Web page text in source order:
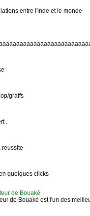
entre l'inde et le monde
graffs
.
reussite -
quelques clicks
de Bouaké
de Bouaké est l'un des